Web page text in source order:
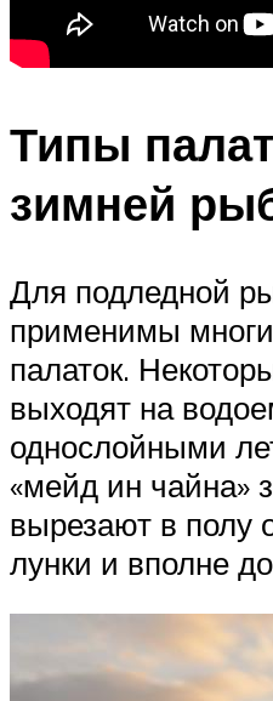
Типы
зимней
Для подледной
применимы
палаток.
выходят на
однослойными
«мейд ин чайна»
вырезают в полу
лунки и вполне